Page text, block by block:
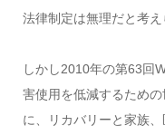
法律制定は無理だと考え
しかし2010年の第63回
害使用を低減するため
に、リカバリーと家族